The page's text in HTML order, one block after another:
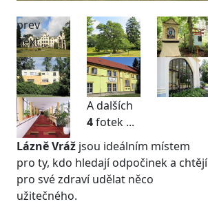
prev
next
A dalších
4fotek ...
Lázně Vráž jsou ideálním místem
pro ty, kdo hledají odpočinek a chtějí
pro své zdraví udělat něco
užitečného.